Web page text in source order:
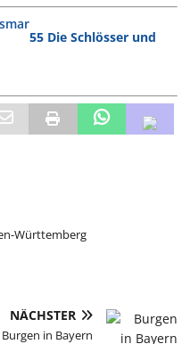
55 Die Schlösser und
Württemberg
NÄCHSTER
in Bayern